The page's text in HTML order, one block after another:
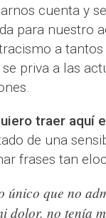
cuenta y
para nuestro
a
priva a las
traer aquí
de una
frases tan
único que no
dolor, no tenía